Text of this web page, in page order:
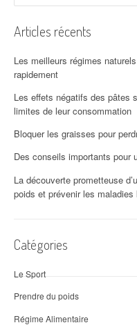
Articles récents
Les meilleurs régimes
rapidement
Les effets négatifs des pâtes
limites de leur consommation
Bloquer les graisses pour
Des conseils importants pour
La découverte prometteuse
poids et prévenir les maladies
Catégories
Le Sport
Prendre du poids
Régime Alimentaire